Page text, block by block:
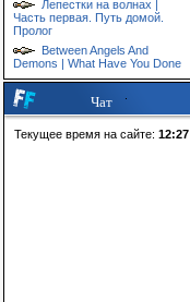
Лепестки на волнах |
Часть первая. Путь домой.
Пролог
Between Angels And
Demons | What Have You Done
Чат
Текущее время на сайте: 12:27